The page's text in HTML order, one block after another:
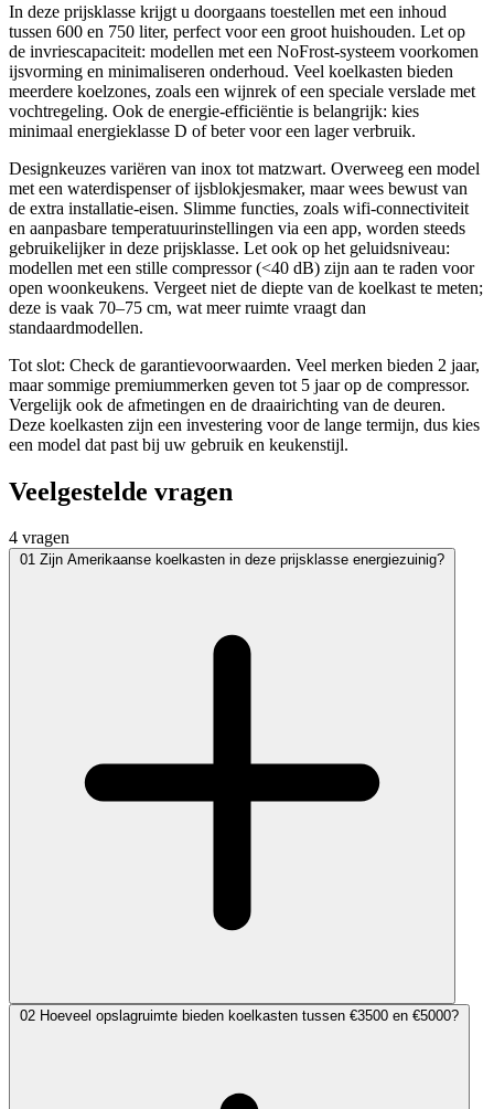
In deze prijsklasse krijgt u doorgaans toestellen met een inhoud
tussen 600 en 750 liter, perfect voor een groot huishouden. Let op
de invriescapaciteit: modellen met een NoFrost-systeem voorkomen
ijsvorming en minimaliseren onderhoud. Veel koelkasten bieden
meerdere koelzones, zoals een wijnrek of een speciale verslade met
vochtregeling. Ook de energie-efficiëntie is belangrijk: kies
minimaal energieklasse D of beter voor een lager verbruik.
Designkeuzes variëren van inox tot matzwart. Overweeg een model
met een waterdispenser of ijsblokjesmaker, maar wees bewust van
de extra installatie-eisen. Slimme functies, zoals wifi-connectiviteit
en aanpasbare temperatuurinstellingen via een app, worden steeds
gebruikelijker in deze prijsklasse. Let ook op het geluidsniveau:
modellen met een stille compressor (<40 dB) zijn aan te raden voor
open woonkeukens. Vergeet niet de diepte van de koelkast te meten;
deze is vaak 70–75 cm, wat meer ruimte vraagt dan
standaardmodellen.
Tot slot: Check de garantievoorwaarden. Veel merken bieden 2 jaar,
maar sommige premiummerken geven tot 5 jaar op de compressor.
Vergelijk ook de afmetingen en de draairichting van de deuren.
Deze koelkasten zijn een investering voor de lange termijn, dus kies
een model dat past bij uw gebruik en keukenstijl.
Veelgestelde vragen
4 vragen
01 Zijn Amerikaanse koelkasten in deze prijsklasse energiezuinig?
02 Hoeveel opslagruimte bieden koelkasten tussen €3500 en €5000?